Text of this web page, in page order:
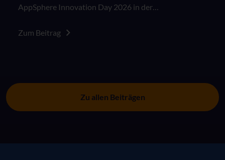
AppSphere Innovation Day 2026 in der
der Arbeitswelt: Besser als das Original?".
Zum Beitrag
Zu allen Beiträgen